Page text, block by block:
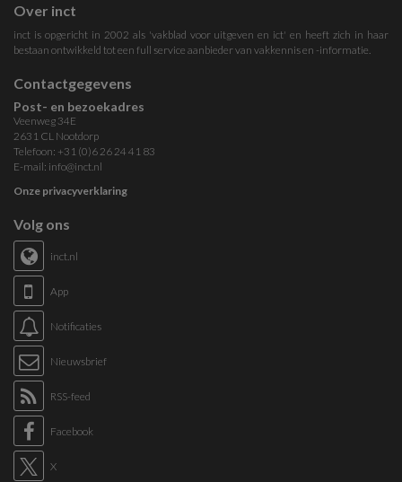
Over inct
inct is opgericht in 2002 als 'vakblad voor uitgeven en ict' en heeft zich in haar
bestaan ontwikkeld tot een full service aanbieder van vakkennis en -informatie.
Contactgegevens
Post- en bezoekadres
Veenweg 34E
2631 CL Nootdorp
Telefoon: +31 (0)6 26 24 41 83
E-mail: info@inct.nl
Onze privacyverklaring
Volg ons
inct.nl
App
Notificaties
Nieuwsbrief
RSS-feed
Facebook
X